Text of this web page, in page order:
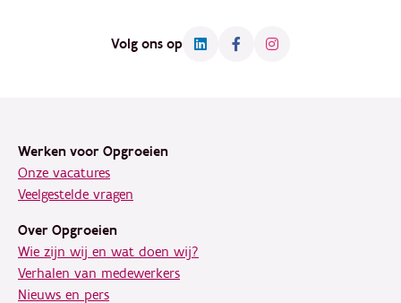
Volg ons op
Werken voor Opgroeien
Onze vacatures
Veelgestelde vragen
Over Opgroeien
Wie zijn wij en wat doen wij?
Verhalen van medewerkers
Nieuws en pers